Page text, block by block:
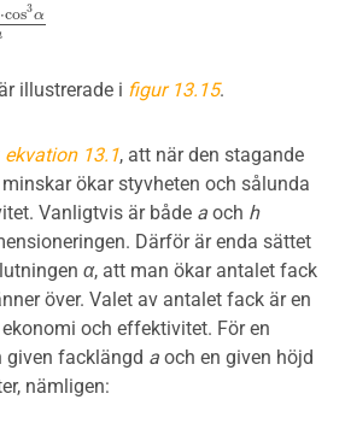
⋅cos3α
3αa
illustrerade i figur 13.15.
ekvation 13.1, att när den stagande
ökar styvheten och sålunda
Vanligtvis är både a och h
Därför är enda sättet
α, att man ökar antalet fack
över. Valet av antalet fack är en
och effektivitet. För en
given facklängd a och en given höjd
nämligen: